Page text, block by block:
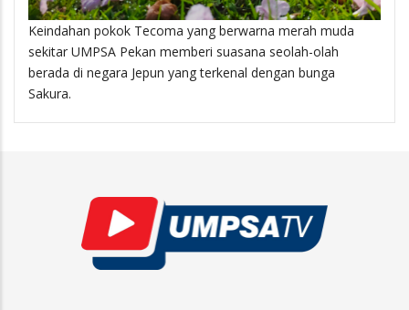
Keindahan pokok Tecoma yang berwarna merah muda
sekitar UMPSA Pekan memberi suasana seolah-olah
berada di negara Jepun yang terkenal dengan bunga
Sakura.